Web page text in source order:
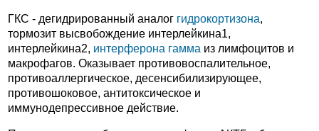
ГКС - дегидрированный аналог гидрокортизона,
тормозит высвобождение интерлейкина1,
интерлейкина2, интерферона гамма из лимфоцитов и
макрофагов. Оказывает противовоспалительное,
противоаллергическое, десенсибилизирующее,
противошоковое, антитоксическое и
иммунодепрессивное действие.